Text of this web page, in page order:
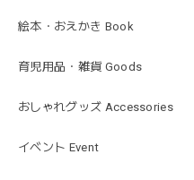
絵本・おえかき Book
育児用品・雑貨 Goods
おしゃれグッズ Accessories
イベント Event
この度は迅速丁寧な対応を